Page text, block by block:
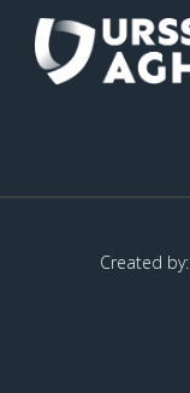
Created by: